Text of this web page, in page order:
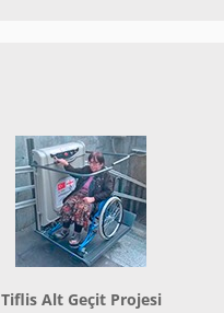
Tiflis Alt Geçit Projesi